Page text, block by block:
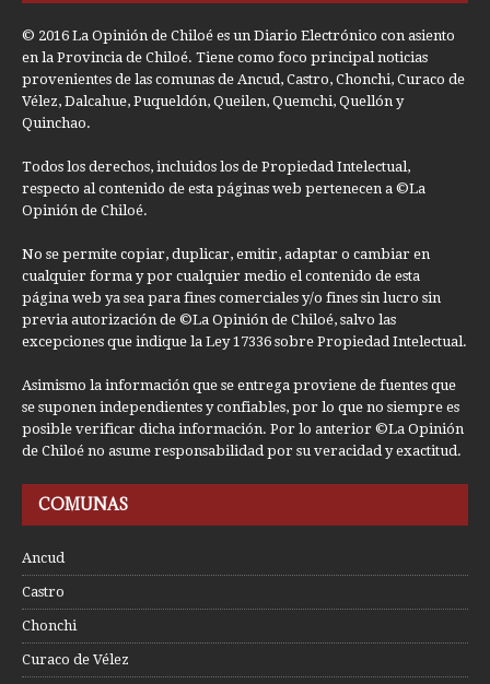
© 2016 La Opinión de Chiloé es un Diario Electrónico con asiento
en la Provincia de Chiloé. Tiene como foco principal noticias
provenientes de las comunas de Ancud, Castro, Chonchi, Curaco de
Vélez, Dalcahue, Puqueldón, Queilen, Quemchi, Quellón y
Quinchao.
Todos los derechos, incluidos los de Propiedad Intelectual,
respecto al contenido de esta páginas web pertenecen a ©La
Opinión de Chiloé.
No se permite copiar, duplicar, emitir, adaptar o cambiar en
cualquier forma y por cualquier medio el contenido de esta
página web ya sea para fines comerciales y/o fines sin lucro sin
previa autorización de ©La Opinión de Chiloé, salvo las
excepciones que indique la Ley 17336 sobre Propiedad Intelectual.
Asimismo la información que se entrega proviene de fuentes que
se suponen independientes y confiables, por lo que no siempre es
posible verificar dicha información. Por lo anterior ©La Opinión
de Chiloé no asume responsabilidad por su veracidad y exactitud.
COMUNAS
Ancud
Castro
Chonchi
Curaco de Vélez